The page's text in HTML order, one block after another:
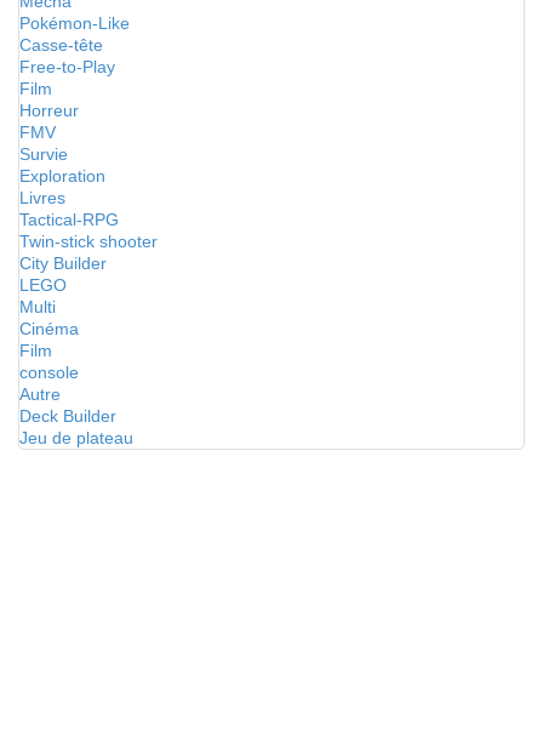
Pokémon-Like
Casse-tête
Free-to-Play
Film
Horreur
FMV
Survie
Exploration
Livres
Tactical-RPG
Twin-stick shooter
City Builder
LEGO
Multi
Cinéma
Film
console
Autre
Deck Builder
Jeu de plateau